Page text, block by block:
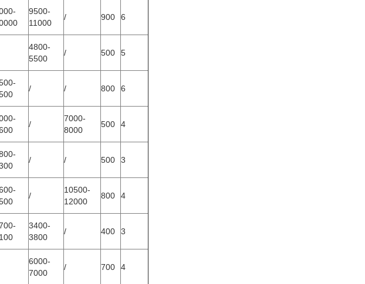
9500-
11000
/ 900 6
4800-
5500
/ 500 5
/ / 800 6
/
7000-
8000
500 4
/ / 500 3
/
10500-
12000
800 4
3400-
3800
/ 400 3
6000-
7000
/ 700 4